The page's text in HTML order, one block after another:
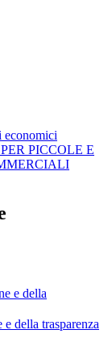
economici
PICCOLE E
e della
della trasparenza